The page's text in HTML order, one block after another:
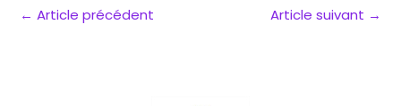
← Article précédent Article suivant →